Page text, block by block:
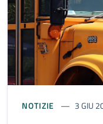
NOTIZIE 3 GIU